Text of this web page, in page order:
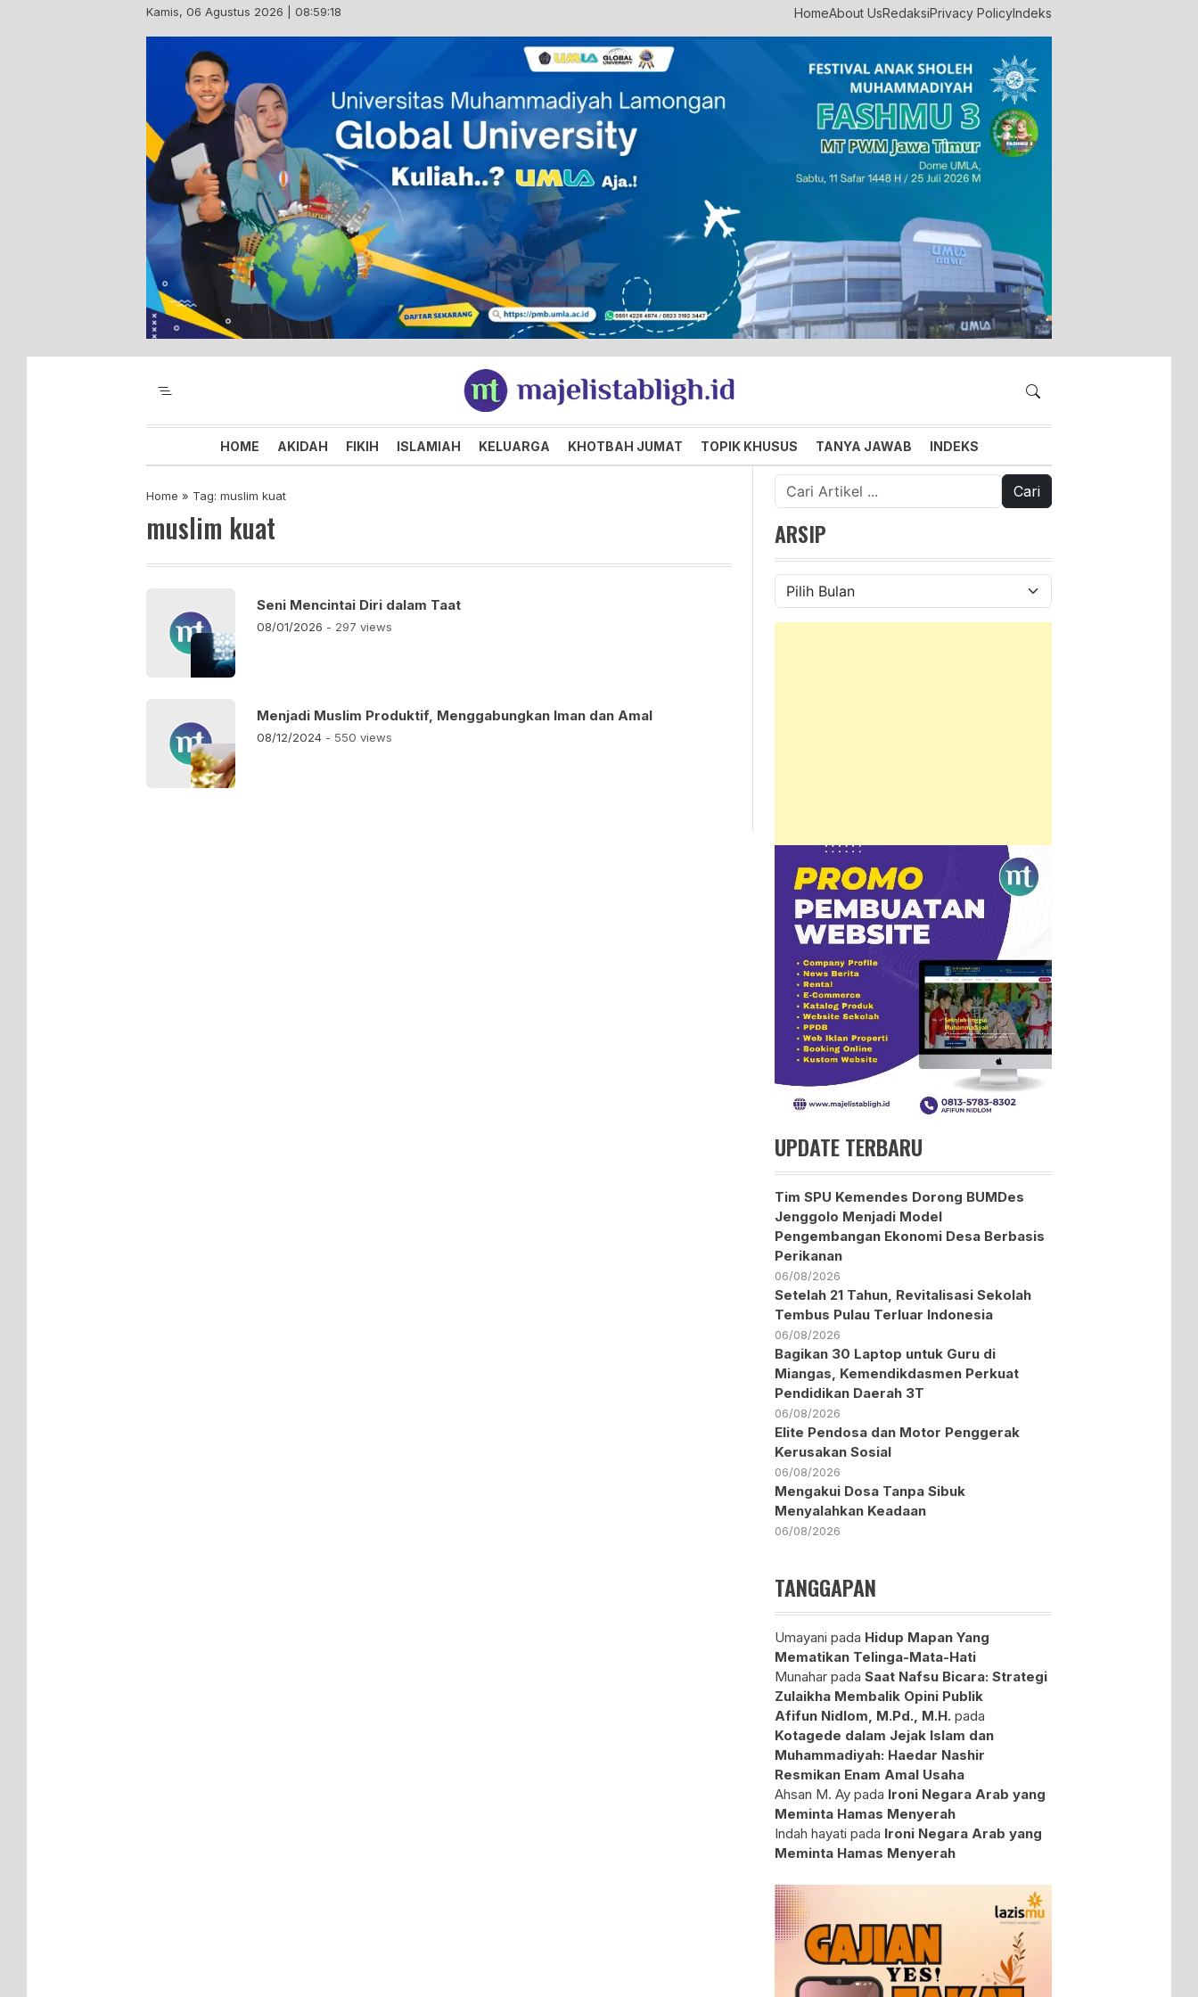
Kamis, 06 Agustus 2026 | 08:59:19 HomeAbout UsRedaksiPrivacy PolicyIndeks
Majelis Tabligh Muhammadiyah
Syiar Dakwah Islam Berkemajuan dan Menggembirakan
HOME AKIDAH FIKIH ISLAMIAH KELUARGA KHOTBAH JUMAT TOPIK KHUSUS TANYA JAWAB INDEKS
Home » Tag: muslim kuat
muslim kuat
Seni Mencintai Diri dalam Taat
08/01/2026 - 297 views
Menjadi Muslim Produktif, Menggabungkan Iman dan Amal
08/12/2024 - 550 views
Cari
untuk:
ARSIP
Arsip
UPDATE TERBARU
Tim SPU Kemendes Dorong BUMDes
Jenggolo Menjadi Model
Pengembangan Ekonomi Desa Berbasis
Perikanan
06/08/2026
Setelah 21 Tahun, Revitalisasi Sekolah
Tembus Pulau Terluar Indonesia
06/08/2026
Bagikan 30 Laptop untuk Guru di
Miangas, Kemendikdasmen Perkuat
Pendidikan Daerah 3T
06/08/2026
Elite Pendosa dan Motor Penggerak
Kerusakan Sosial
06/08/2026
Mengakui Dosa Tanpa Sibuk
Menyalahkan Keadaan
06/08/2026
TANGGAPAN
Umayani pada Hidup Mapan Yang
Mematikan Telinga-Mata-Hati
Munahar padaSaat Nafsu Bicara: Strategi
Zulaikha Membalik Opini Publik
Afifun Nidlom, M.Pd., M.H. pada
Kotagede dalam Jejak Islam dan
Muhammadiyah: Haedar Nashir
Resmikan Enam Amal Usaha
Ahsan M. Ay pada Ironi Negara Arab yang
Meminta Hamas Menyerah
Indah hayati pada Ironi Negara Arab yang
Meminta Hamas Menyerah